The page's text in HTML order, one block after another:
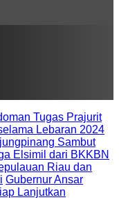
Tugas Prajurit
Lebaran 2024
Sambut
Elsimil dari BKKBN
Riau dan
Gubernur Ansar
Lanjutkan